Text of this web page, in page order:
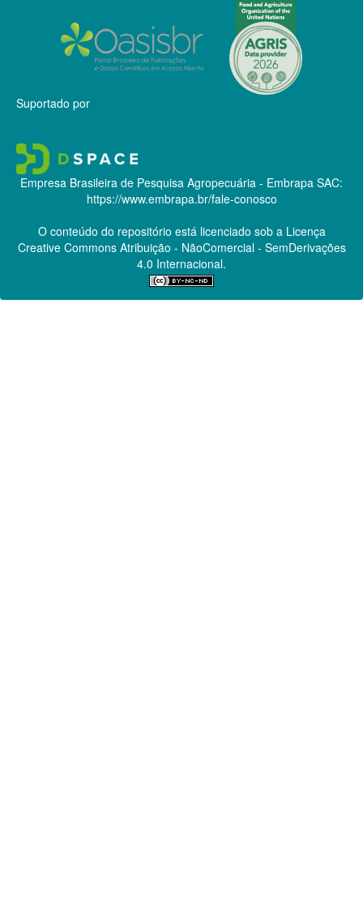
Suportado por
Empresa Brasileira de Pesquisa Agropecuária - Embrapa SAC:
https://www.embrapa.br/fale-conosco
O conteúdo do repositório está licenciado sob a Licença
Creative CommonsAtribuição - NãoComercial - SemDerivações
4.0 Internacional.